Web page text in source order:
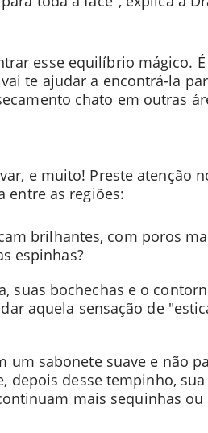
esse equilíbrio mágico.
te ajudar a encontrá-la
chato em outras
e muito! Preste atenção
entre as regiões:
brilhantes, com poros
espinhas?
suas bochechas e o
aquela sensação de
um sabonete suave e não
desse tempinho,
mais sequinhas